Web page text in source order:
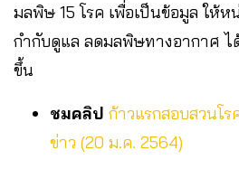
มลพิษ 15 โรค เพื่อเป็นข้อมูล ให้
กำกับดูแล ลดมลพิษทางอากาศ​ ไ
ขึ้น
ชมคลิป ก้าวแรกสอบสวนโ
ข่าว (20 ม.ค. 2564)